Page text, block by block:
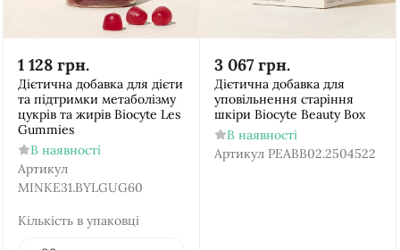
1 128 грн.
Дієтична добавка для дієти
та підтримки метаболізму
цукрів та жирів Biocyte Les
Gummies
В наявності
Артикул
MINKE31.BYLGUG60
Кількість в упаковці
3 067 грн.
Дієтична добавка для
уповільнення старіння
шкіри Biocyte Beauty Box
В наявності
Артикул PEABB02.2504522